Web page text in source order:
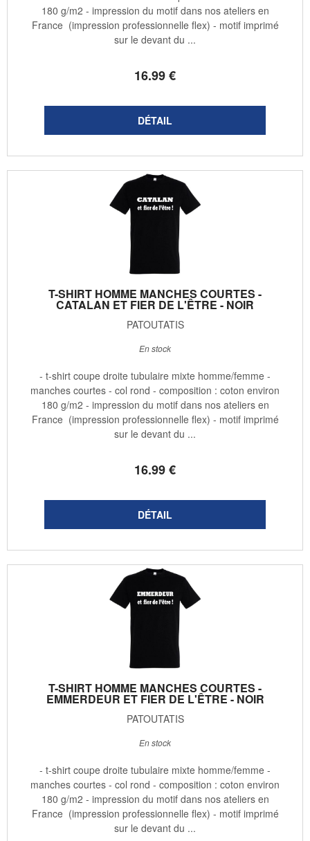
16.99€
180 g/m2 - impression du motif dans nos ateliers en
France (impression professionnelle flex) - motif imprimé
sur le devant du ...
T-SHIRT HOMME MANCHES COURTES -
CATALAN ET FIER DE L'ÊTRE - NOIR
PATOUTATIS
16.99€
En stock
- t-shirt coupe droite tubulaire mixte homme/femme -
manches courtes - col rond - composition : coton environ
180 g/m2 - impression du motif dans nos ateliers en
France (impression professionnelle flex) - motif imprimé
sur le devant du ...
T-SHIRT HOMME MANCHES COURTES -
EMMERDEUR ET FIER DE L'ÊTRE - NOIR
PATOUTATIS
En stock
- t-shirt coupe droite tubulaire mixte homme/femme -
manches courtes - col rond - composition : coton environ
180 g/m2 - impression du motif dans nos ateliers en
France (impression professionnelle flex) - motif imprimé
sur le devant du ...